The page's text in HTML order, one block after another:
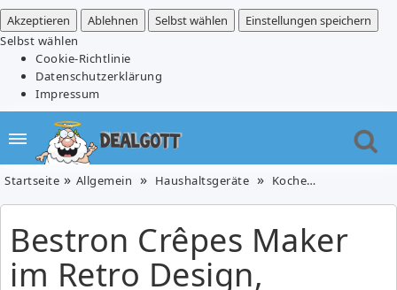
Akzeptieren
Ablehnen Selbst wählen
Einstellungen speichern
Selbst wählen
Cookie-Richtlinie
Datenschutzerklärung
Impressum
Startseite Allgemein Haushaltsgeräte Kochen & Essen
Bestron Crêpes Maker
im Retro Design,